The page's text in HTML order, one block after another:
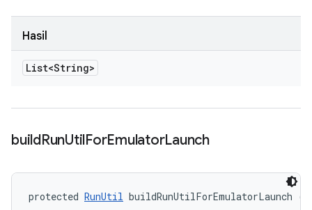
Hasil
List<String>
buildRunUtilForEmulatorLaunch
protected RunUtil buildRunUtilForEmulatorLaunch ()